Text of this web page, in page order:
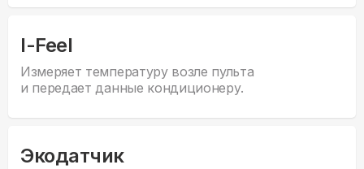
I-Feel
Измеряет температуру возле пульта
и передает данные кондиционеру.
Экодатчик